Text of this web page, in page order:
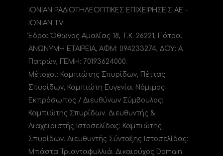
ΙΟΝΙΑΝ ΡΑΔΙΟΤΗΛΕΟΠΤΙΚΕΣ ΕΠΙΧΕΙΡΗΣΕΙΣ ΑΕ -
IONIAN TV
Έδρα: Όθωνος Αμαλίας 18, Τ.Κ. 26221, Πάτρα.
ΑΝΩΝΥΜΗ ΕΤΑΙΡΕΙΑ, ΑΦΜ: 094233274, ΔΟΥ: A
Πατρών, ΓΕΜΗ: 70193624000.
Μέτοχοι: Καμπιώτης Σπυρίδων, Πέττας
Σπυρίδων, Καμπιώτη Ευγενία. Νόμιμος
Εκπρόσωπος / Διευθύνων Σύμβουλος:
Καμπιώτης Σπυρίδων. Διευθυντής &
Διαχειριστής Ιστοσελίδας: Καμπιώτης
Σπυρίδων. Διευθυντής Σύνταξης Ιστοσελίδας:
Μπάστα Τριανταφυλλιά. Δικαιούχος Domain: